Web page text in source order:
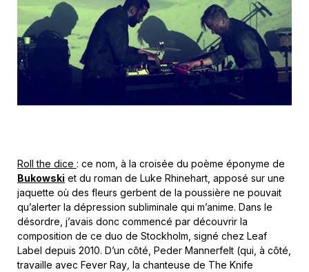
Roll the dice : ce nom, à la croisée du poème éponyme de
Bukowski et du roman de Luke Rhinehart, apposé sur une
jaquette où des fleurs gerbent de la poussière ne pouvait
qu’alerter la dépression subliminale qui m’anime. Dans le
désordre, j’avais donc commencé par découvrir la
composition de ce duo de Stockholm, signé chez Leaf
Label depuis 2010. D’un côté, Peder Mannerfelt (qui, à côté,
travaille avec Fever Ray, la chanteuse de The Knife